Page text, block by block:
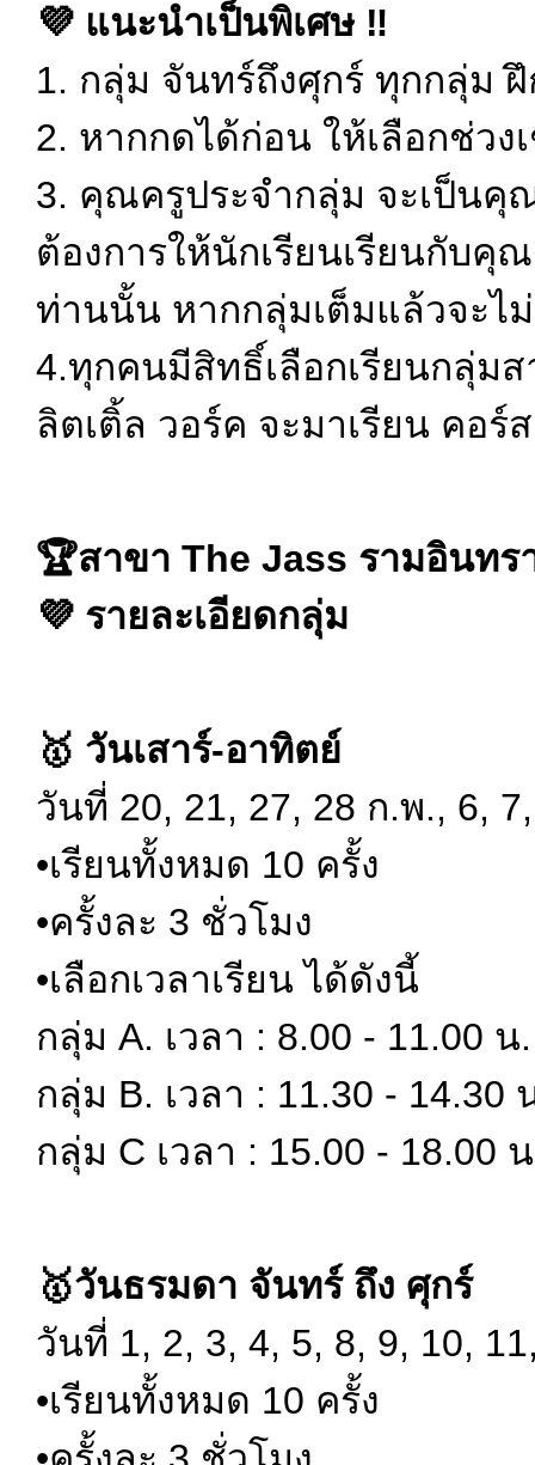
💜 แนะนำเป็นพิเศษ ‼️
1. กลุ่ม จันทร์ถึงศุกร์ ทุกกลุ่ม
2. หากกดได้ก่อน ให้เลือกช่วง
3. คุณครูประจำกลุ่ม จะเป็นคุ
ต้องการให้นักเรียนเรียนกับ
ท่านนั้น หากกลุ่มเต็มแล้วจะไ
4.ทุกคนมีสิทธิ์เลือกเรียนกลุ่ม
ลิตเติ้ล วอร์ค จะมาเรียน คอร์
🏆สาขา The Jass รามอินทร
💜 รายละเอียดกลุ่ม
🥇 วันเสาร์-อาทิตย์
วันที่ 20, 21, 27, 28 ก.พ., 6,
•เรียนทั้งหมด 10 ครั้ง
•ครั้งละ 3 ชั่วโมง
•เลือกเวลาเรียน ได้ดังนี้
กลุ่ม A. เวลา : 8.00 - 11.00
กลุ่ม B. เวลา : 11.30 - 14.30
กลุ่ม C เวลา : 15.00 - 18.00
🥇วันธรมดา จันทร์ ถึง ศุกร์
วันที่ 1, 2, 3, 4, 5, 8, 9, 10,
•เรียนทั้งหมด 10 ครั้ง